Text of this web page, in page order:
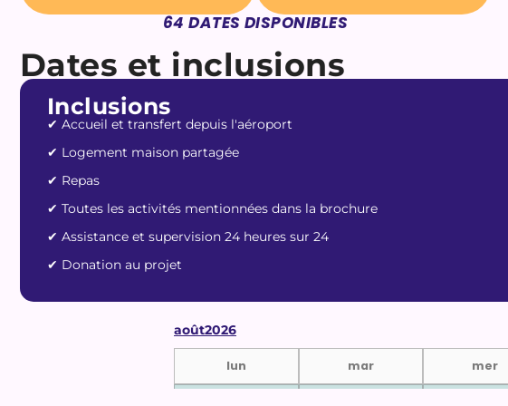
64 DATES DISPONIBLES
Dates et inclusions
Inclusions
✔︎ Accueil et transfert depuis l'aéroport
✔︎ Logement maison partagée
✔︎ Repas
✔︎ Toutes les activités mentionnées dans la brochure
✔︎ Assistance et supervision 24 heures sur 24
✔︎ Donation au projet
août2026
lun mar mer